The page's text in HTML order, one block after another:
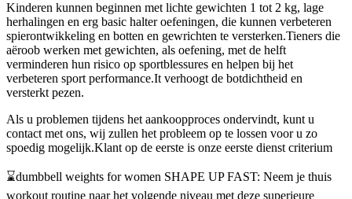
Kinderen kunnen beginnen met lichte gewichten 1 tot 2 kg, lage
herhalingen en erg basic halter oefeningen, die kunnen verbeteren
spierontwikkeling en botten en gewrichten te versterken.Tieners die
aëroob werken met gewichten, als oefening, met de helft
verminderen hun risico op sportblessures en helpen bij het
verbeteren sport performance.It verhoogt de botdichtheid en
versterkt pezen.
Als u problemen tijdens het aankoopproces ondervindt, kunt u
contact met ons, wij zullen het probleem op te lossen voor u zo
spoedig mogelijk.Klant op de eerste is onze eerste dienst criterium
⌛dumbbell weights for women SHAPE UP FAST: Neem je thuis
workout routine naar het volgende niveau met deze superieure